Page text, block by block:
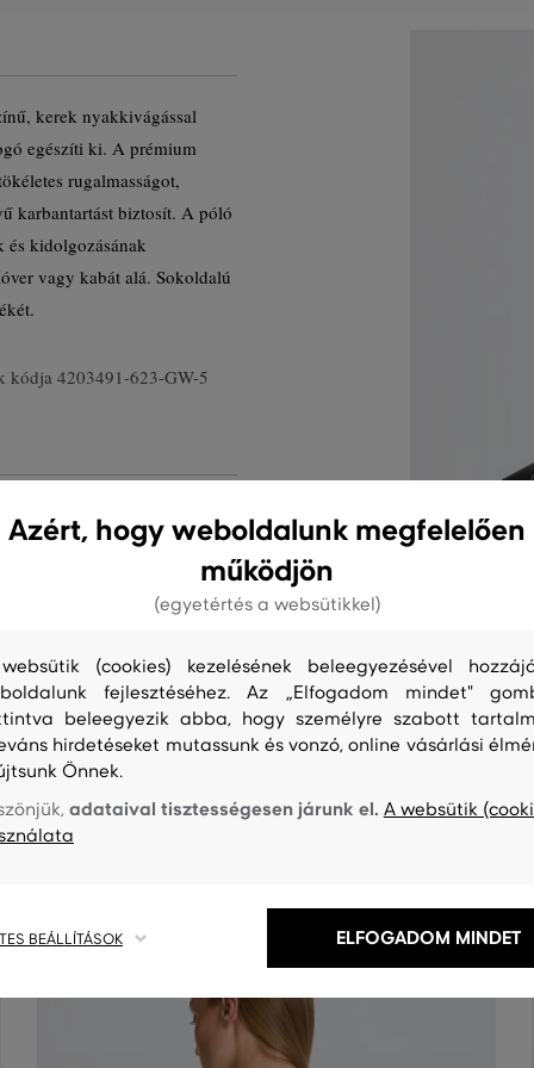
kerek nyakkivágással
egészíti ki. A prémium
rugalmasságot,
karbantartást biztosít. A póló
és kidolgozásának
vagy kabát alá. Sokoldalú
kódja 4203491-623-GW-5
TISZTÍTÁS
Azért, hogy weboldalunk megfelelően
működjön
(egyetértés a websütikkel)
(cookies) kezelésének beleegyezésével
fejlesztéséhez. Az „Elfogadom mindet"
beleegyezik abba, hogy személyre szabott
hirdetéseket mutassunk és vonzó, online vásárlási
Önnek.
adataival tisztességesen járunk el. A websütik
BEÁLLÍTÁSOK ELFOGADOM MINDET